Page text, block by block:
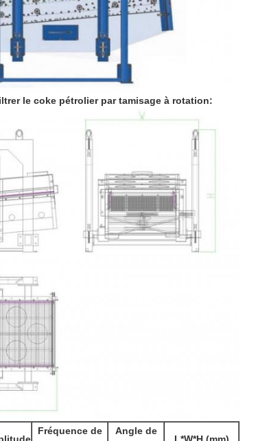
le coke pétrolier par tamisage à rotation:
Fréquence de
Angle de